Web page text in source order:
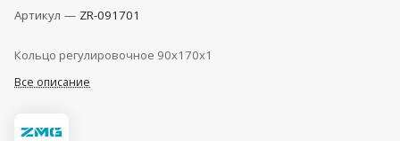
Артикул — ZR-091701
Кольцо регулировочное 90x170x1
Все описание